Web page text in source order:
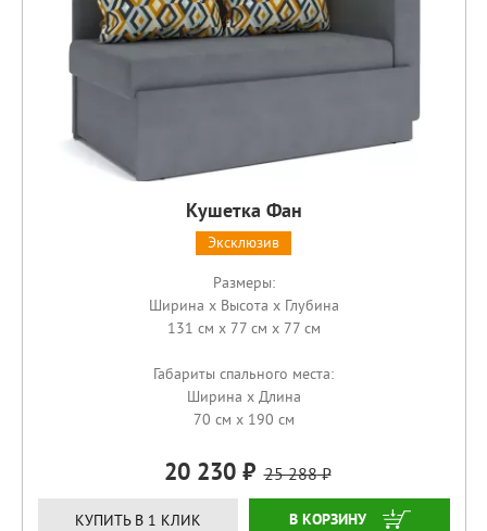
Кушетка Фан
Эксклюзив
Размеры:
Ширина x Высота x Глубина
131 см x 77 см x 77 см
Габариты спального места:
Ширина x Длина
70 см x 190 см
20 230 25 288
КУПИТЬ В 1 КЛИК КУПИТЬ